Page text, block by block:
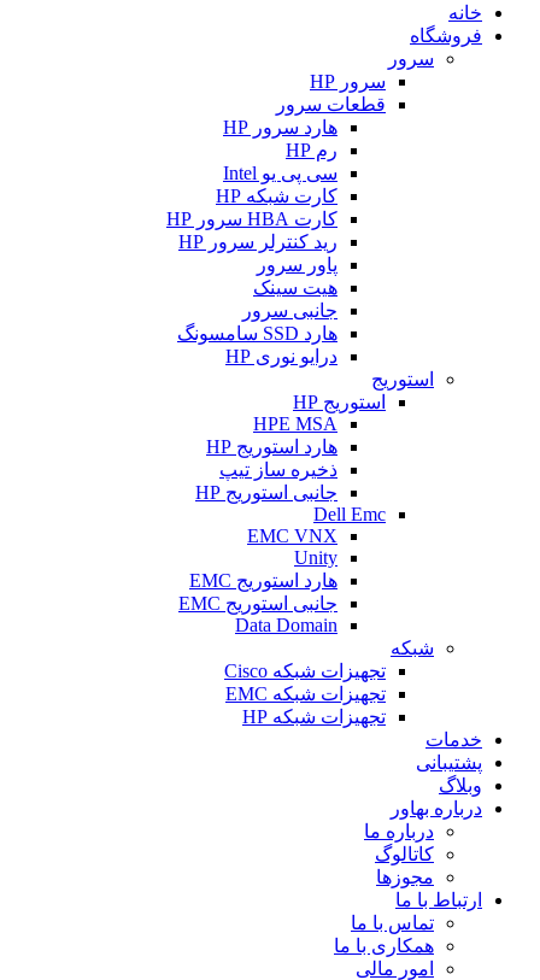
خانه
فروشگاه
سرور
سرور HP
قطعات سرور
هارد سرور HP
رم HP
سی پی یو Intel
کارت شبکه HP
کارت HBA سرور HP
رید کنترلر سرور HP
پاور سرور
هیت سینک
جانبی سرور
هارد SSD سامسونگ
درایو نوری HP
استوریج
استوریج HP
HPE MSA
هارد استوریج HP
ذخیره ساز تیپ
جانبی استوریج HP
Dell Emc
EMC VNX
Unity
هارد استوریج EMC
جانبی استوریج EMC
Data Domain
شبکه
تجهیزات شبکه Cisco
تجهیزات شبکه EMC
تجهیزات شبکه HP
خدمات
پشتیبانی
وبلاگ
درباره بهاور
درباره ما
کاتالوگ
مجوزها
ارتباط با ما
تماس با ما
همکاری با ما
امور مالی